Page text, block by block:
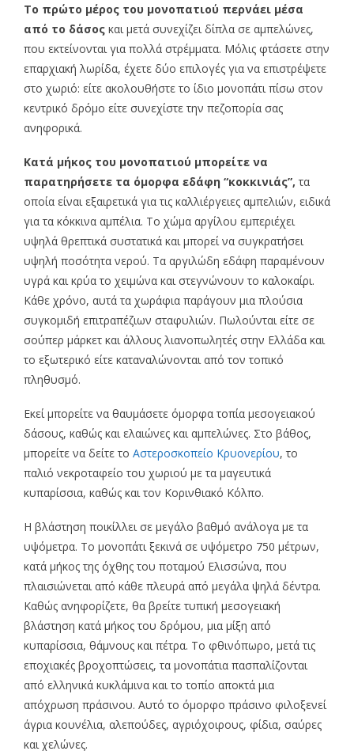
Το πρώτο μέρος του μονοπατιού περνάει μέσα
από το δάσος και μετά συνεχίζει δίπλα σε αμπελώνες,
που εκτείνονται για πολλά στρέμματα. Μόλις φτάσετε στην
επαρχιακή λωρίδα, έχετε δύο επιλογές για να επιστρέψετε
στο χωριό: είτε ακολουθήστε το ίδιο μονοπάτι πίσω στον
κεντρικό δρόμο είτε συνεχίστε την πεζοπορία σας
ανηφορικά.
Κατά μήκος του μονοπατιού μπορείτε να
παρατηρήσετε τα όμορφα εδάφη “κοκκινιάς”, τα
οποία είναι εξαιρετικά για τις καλλιέργειες αμπελιών, ειδικά
για τα κόκκινα αμπέλια. Το χώμα αργίλου εμπεριέχει
υψηλά θρεπτικά συστατικά και μπορεί να συγκρατήσει
υψηλή ποσότητα νερού. Τα αργιλώδη εδάφη παραμένουν
υγρά και κρύα το χειμώνα και στεγνώνουν το καλοκαίρι.
Κάθε χρόνο, αυτά τα χωράφια παράγουν μια πλούσια
συγκομιδή επιτραπέζιων σταφυλιών. Πωλούνται είτε σε
σούπερ μάρκετ και άλλους λιανοπωλητές στην Ελλάδα και
το εξωτερικό είτε καταναλώνονται από τον τοπικό
πληθυσμό.
Εκεί μπορείτε να θαυμάσετε όμορφα τοπία μεσογειακού
δάσους, καθώς και ελαιώνες και αμπελώνες. Στο βάθος,
μπορείτε να δείτε το Αστεροσκοπείο Κρυονερίου, το
παλιό νεκροταφείο του χωριού με τα μαγευτικά
κυπαρίσσια, καθώς και τον Κορινθιακό Κόλπο.
Η βλάστηση ποικίλλει σε μεγάλο βαθμό ανάλογα με τα
υψόμετρα. Το μονοπάτι ξεκινά σε υψόμετρο 750 μέτρων,
κατά μήκος της όχθης του ποταμού Ελισσώνα, που
πλαισιώνεται από κάθε πλευρά από μεγάλα ψηλά δέντρα.
Καθώς ανηφορίζετε, θα βρείτε τυπική μεσογειακή
βλάστηση κατά μήκος του δρόμου, μια μίξη από
κυπαρίσσια, θάμνους και πέτρα. Το φθινόπωρο, μετά τις
εποχιακές βροχοπτώσεις, τα μονοπάτια πασπαλίζονται
από ελληνικά κυκλάμινα και το τοπίο αποκτά μια
απόχρωση πράσινου. Αυτό το όμορφο πράσινο φιλοξενεί
άγρια ​​κουνέλια, αλεπούδες, αγριόχοιρους, φίδια, σαύρες
και χελώνες.